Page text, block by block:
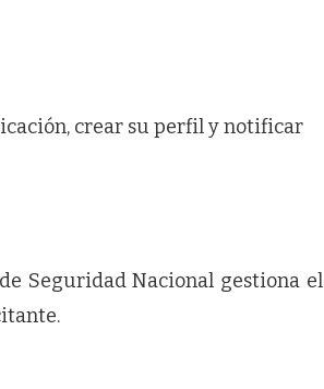
crear su perfil y notificar
Seguridad Nacional gestiona el